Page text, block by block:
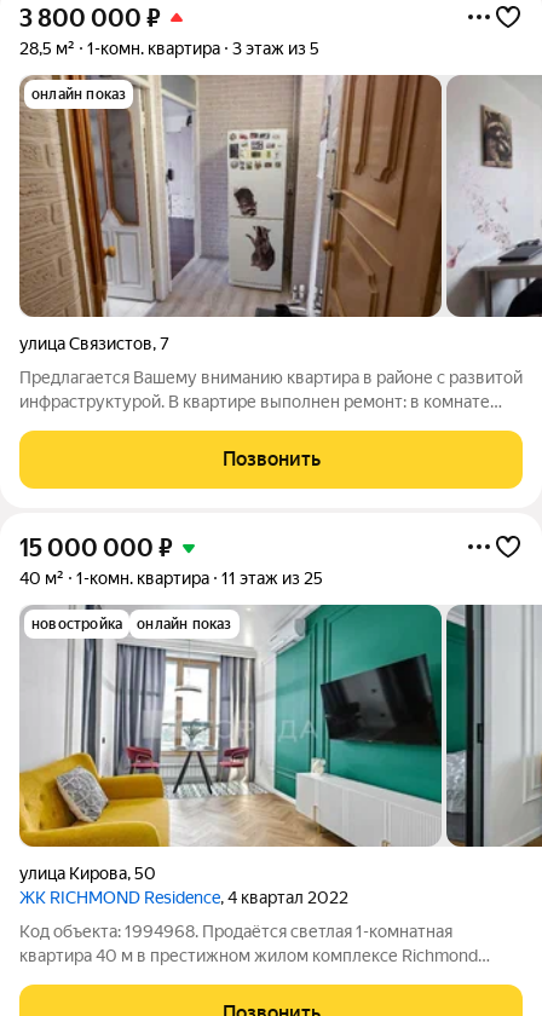
3 800 000 ₽
28,5 м² 1-комн. квартира 3 этаж из 5
онлайн показ
улица Связистов,7
Предлагается Вашему вниманию квартира в районе с развитой
инфраструктурой. В квартире выполнен ремонт: в комнате
Поменяна электропроводка и сантехника. Один взрослый
собственник, подходит под
Позвонить
15 000 000 ₽
40 м² 1-комн. квартира 11 этаж из 25
новостройка онлайн показ
улица Кирова,50
ЖК RICHMOND Residence, 4 квартал 2022
Код объекта: 1994968. Продаётся светлая 1-комнатная
квартира 40 м в престижном жилом комплексе Richmond
делового и культурного центра Новосибирска. Этаж: 11 из 25